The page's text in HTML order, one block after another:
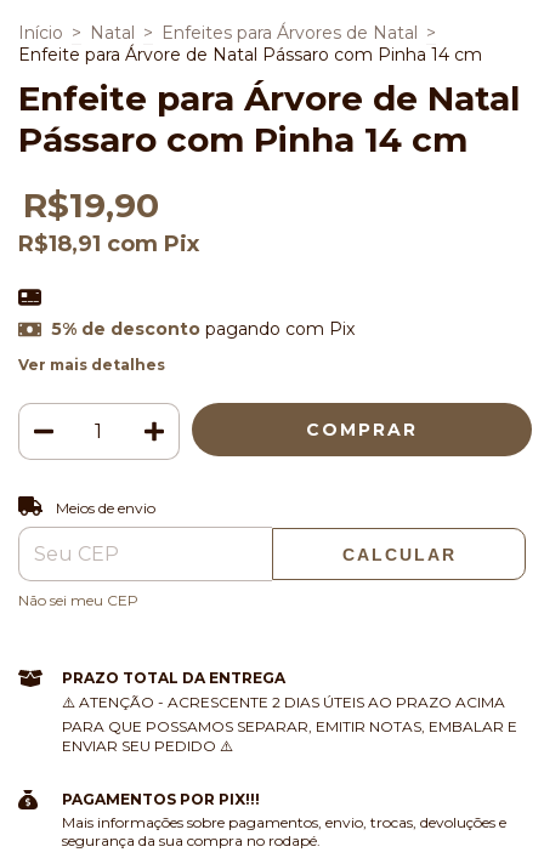
Início > Natal > Enfeites para Árvores de Natal >
Enfeite para Árvore de Natal Pássaro com Pinha 14 cm
Enfeite para Árvore de Natal
Pássaro com Pinha 14 cm
R$19,90
R$18,91 com Pix
5% de descontopagando com Pix
Ver mais detalhes
Entregas para o CEP:
Meios de envio
CALCULAR
Não sei meu CEP
PRAZO TOTAL DA ENTREGA
⚠️ ATENÇÃO - ACRESCENTE 2 DIAS ÚTEIS AO PRAZO ACIMA
PARA QUE POSSAMOS SEPARAR, EMITIR NOTAS, EMBALAR E
ENVIAR SEU PEDIDO ⚠️
PAGAMENTOS POR PIX!!!
Mais informações sobre pagamentos, envio, trocas, devoluções e
segurança da sua compra no rodapé.